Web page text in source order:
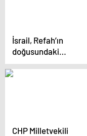
İsrail, Refah’ın
doğusundaki
çatışmalara rağmen
Kerem Şalom geçidini
CHP Milletvekili